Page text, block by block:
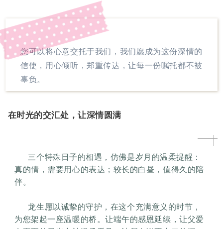
您可以将心意交托于我们，我们愿成为这份深情的
信使，用心倾听，郑重传达，让每一份嘱托都不被
辜负。
在时光的交汇处，让深情圆满
三个特殊日子的相遇，仿佛是岁月的温柔提醒：
真的情，需要用心的表达；较长的白昼，值得久的陪
伴。
龙生愿以诚挚的守护，在这个充满意义的时节，
为您架起一座温暖的桥。让端午的感恩延续，让父爱